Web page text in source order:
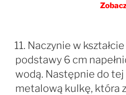
11. Naczynie w
podstawy 6 cm
wodą. Następnie do
metalową kulkę, która